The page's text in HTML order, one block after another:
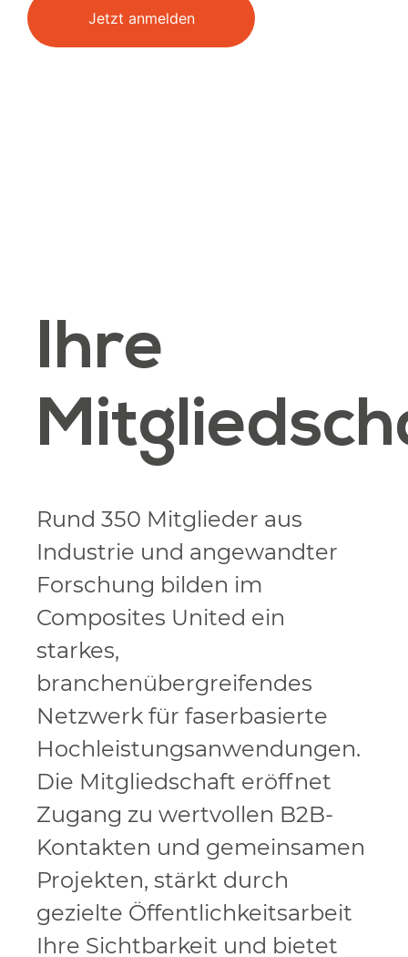
Jetzt anmelden
Ihre
Rund 350 Mitglieder aus
Industrie und angewandter
Forschung bilden im
Composites United ein
starkes,
branchenübergreifendes
Netzwerk für faserbasierte
Hochleistungsanwendungen.
Die Mitgliedschaft eröffnet
Zugang zu wertvollen B2B-
Kontakten und gemeinsamen
Projekten, stärkt durch
gezielte Öffentlichkeitsarbeit
Ihre Sichtbarkeit und bietet